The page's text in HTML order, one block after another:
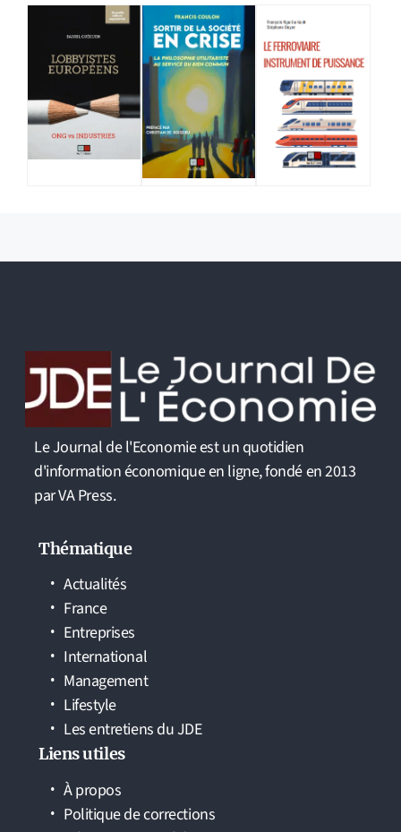
Le Journal de l'Economie est un quotidien
d'information économique en ligne, fondé en 2013
par VA Press.
Thématique
Actualités
France
Entreprises
International
Management
Lifestyle
Les entretiens du JDE
Liens utiles
À propos
Politique de corrections